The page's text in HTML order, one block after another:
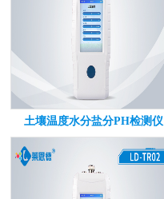
土壤温度水分盐分PH检测仪